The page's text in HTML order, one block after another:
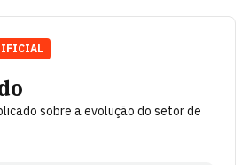
sobre a evolução do setor de